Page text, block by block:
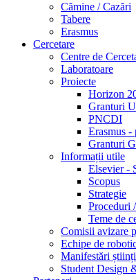
Cămine / Cazări
Tabere
Erasmus
Cercetare
Centre de
Laboratoare
Proiecte
Horizon
Granturi
PNCDI
Erasmus -
Granturi
Informații utile
Elsevier -
Scopus
Strategie
Proceduri
Teme de
Comisii avizare
Echipe de
Manifestări
Student Design